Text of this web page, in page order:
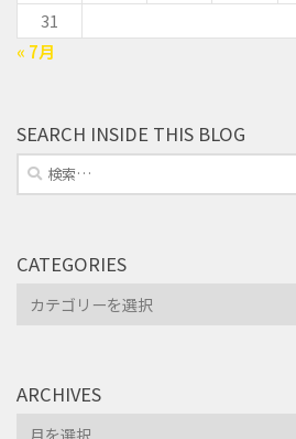
31
« 7月
SEARCH INSIDE THIS BLOG
検
索:
CATEGORIES
Categories
ARCHIVES
Archives